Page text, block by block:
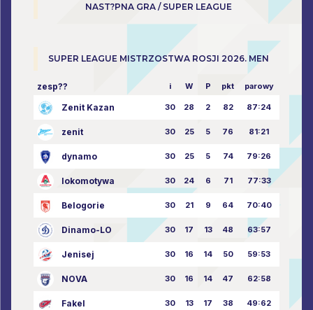
NAST?PNA GRA / SUPER LEAGUE
SUPER LEAGUE MISTRZOSTWA ROSJI 2026. MEN
zesp?? i W P pkt parowy
Zenit Kazan 30 28 2 82 87:24
zenit 30 25 5 76 81:21
dynamo 30 25 5 74 79:26
lokomotywa 30 24 6 71 77:33
Belogorie 30 21 9 64 70:40
Dinamo-LO 30 17 13 48 63:57
Jenisej 30 16 14 50 59:53
NOVA 30 16 14 47 62:58
Fakel 30 13 17 38 49:62